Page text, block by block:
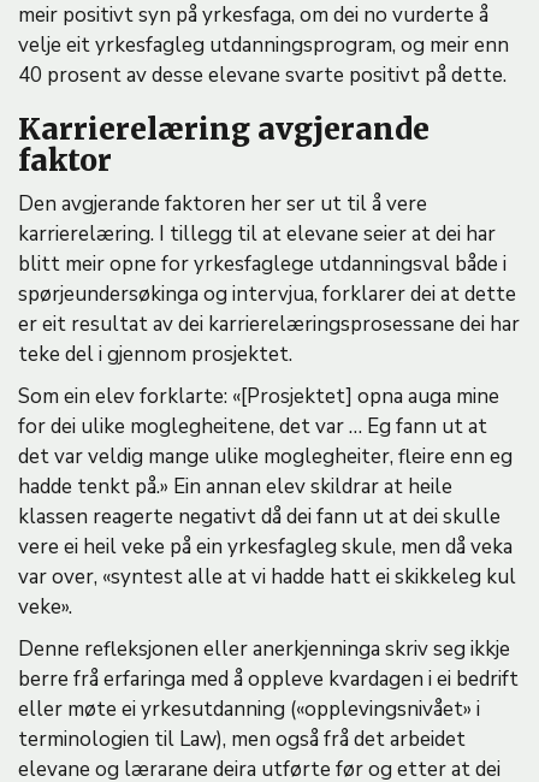
meir positivt syn på yrkesfaga, om dei no vurderte å
velje eit yrkesfagleg utdanningsprogram, og meir enn
40 prosent av desse elevane svarte positivt på dette.
Karrierelæring avgjerande
faktor
Den avgjerande faktoren her ser ut til å vere
karrierelæring. I tillegg til at elevane seier at dei har
blitt meir opne for yrkesfaglege utdanningsval både i
spørjeundersøkinga og intervjua, forklarer dei at dette
er eit resultat av dei karrierelæringsprosessane dei har
teke del i gjennom prosjektet.
Som ein elev forklarte: «[Prosjektet] opna auga mine
for dei ulike moglegheitene, det var … Eg fann ut at
det var veldig mange ulike moglegheiter, fleire enn eg
hadde tenkt på.» Ein annan elev skildrar at heile
klassen reagerte negativt då dei fann ut at dei skulle
vere ei heil veke på ein yrkesfagleg skule, men då veka
var over, «syntest alle at vi hadde hatt ei skikkeleg kul
veke».
Denne refleksjonen eller anerkjenninga skriv seg ikkje
berre frå erfaringa med å oppleve kvardagen i ei bedrift
eller møte ei yrkesutdanning («opplevingsnivået» i
terminologien til Law), men også frå det arbeidet
elevane og lærarane deira utførte før og etter at dei